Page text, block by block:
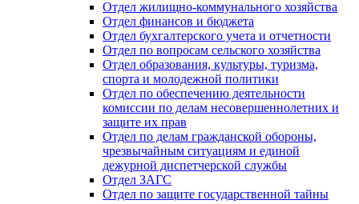
Отдел жилищно-коммунального хозяйства
Отдел финансов и бюджета
Отдел бухгалтерского учета и отчетности
Отдел по вопросам сельского хозяйства
Отдел образования, культуры, туризма,
спорта и молодежной политики
Отдел по обеспечению деятельности
комиссии по делам несовершеннолетних и
защите их прав
Отдел по делам гражданской обороны,
чрезвычайным ситуациям и единой
дежурной диспетчерской службы
Отдел ЗАГС
Отдел по защите государственной тайны